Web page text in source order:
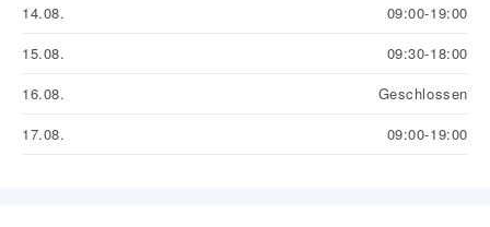
14.08.
09:00-19:00
15.08.
09:30-18:00
16.08.
Geschlossen
17.08.
09:00-19:00